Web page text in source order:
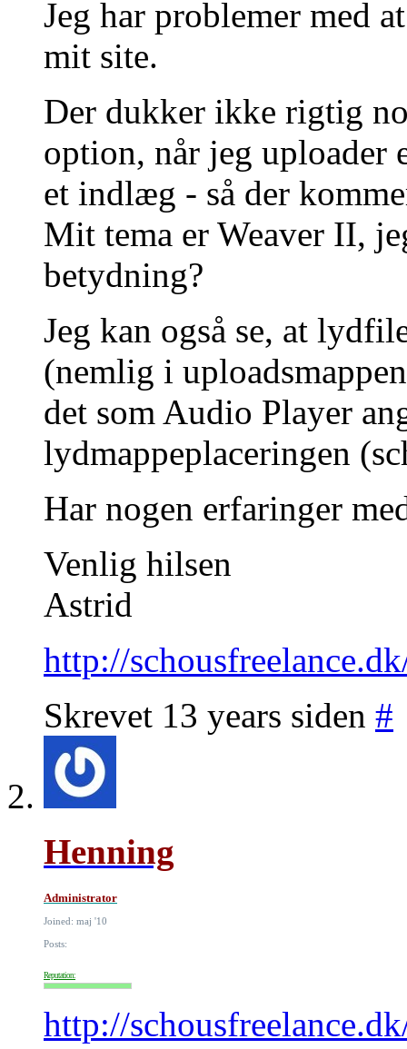
Jeg har problemer med
mit site.
Der dukker ikke rigtig
option, når jeg
et indlæg - så der
Mit tema er Weaver II,
betydning?
Jeg kan også se, at
(nemlig i
det som Audio Player
lydmappeplaceringen
Har nogen erfaringer
Venlig hilsen
Astrid
http://
Skrevet 13 years siden #
Henning
Administrator
Joined: maj '10
Posts:
Reputation:
http://